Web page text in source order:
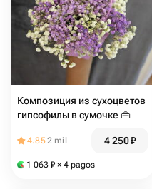
Композиция из сухоцветов
гипсофилы в сумочке 👜
4.852 mil 4 250₽
1 063 ₽ × 4 pagos